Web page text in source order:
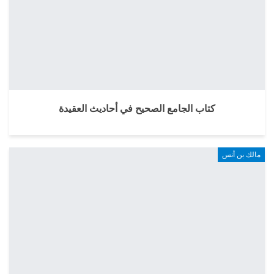
كتاب الجامع الصحيح في أحاديث العقيدة
مالك بن أنس